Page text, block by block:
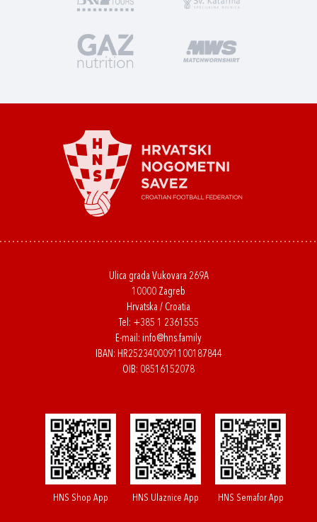
Ulica grada Vukovara 269A
10000 Zagreb
Hrvatska / Croatia
Tel: +385 1 2361555
E-mail: info@hns.family
IBAN: HR2523400091100187844
OIB: 08516152078
HNS Shop App HNS Ulaznice App HNS Semafor App